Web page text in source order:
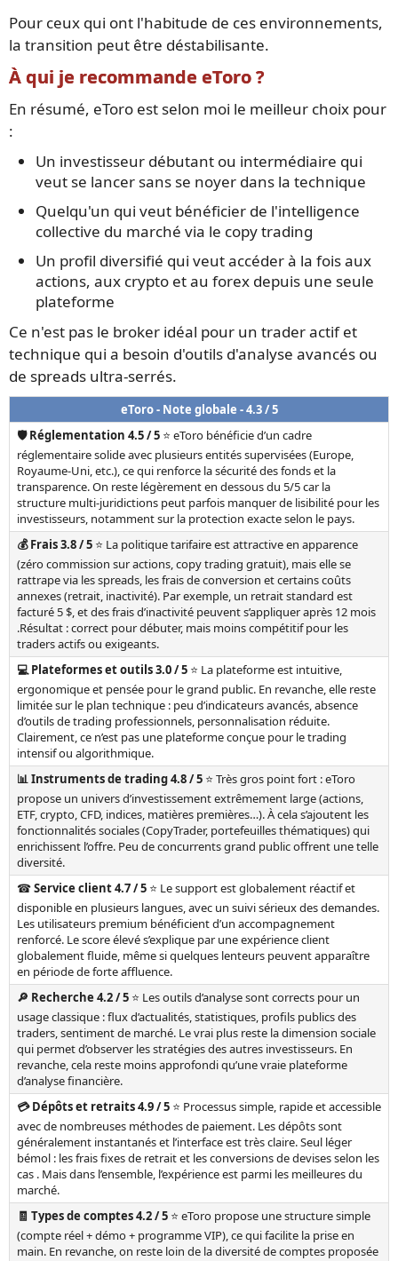
Pour ceux qui ont l'habitude de ces environnements,
la transition peut être déstabilisante.
À qui je recommande eToro ?
En résumé, eToro est selon moi le meilleur choix pour
:
Un investisseur débutant ou intermédiaire qui
veut se lancer sans se noyer dans la technique
Quelqu'un qui veut bénéficier de l'intelligence
collective du marché via le copy trading
Un profil diversifié qui veut accéder à la fois aux
actions, aux crypto et au forex depuis une seule
plateforme
Ce n'est pas le broker idéal pour un trader actif et
technique qui a besoin d'outils d'analyse avancés ou
de spreads ultra-serrés.
eToro - Note globale - 4.3 / 5
🛡️ Réglementation 4.5 / 5 ⭐ eToro bénéficie d’un cadre
réglementaire solide avec plusieurs entités supervisées (Europe,
Royaume-Uni, etc.), ce qui renforce la sécurité des fonds et la
transparence. On reste légèrement en dessous du 5/5 car la
structure multi-juridictions peut parfois manquer de lisibilité pour les
investisseurs, notamment sur la protection exacte selon le pays.
💰 Frais 3.8 / 5 ⭐ La politique tarifaire est attractive en apparence
(zéro commission sur actions, copy trading gratuit), mais elle se
rattrape via les spreads, les frais de conversion et certains coûts
annexes (retrait, inactivité). Par exemple, un retrait standard est
facturé 5 $, et des frais d’inactivité peuvent s’appliquer après 12 mois
.Résultat : correct pour débuter, mais moins compétitif pour les
traders actifs ou exigeants.
💻 Plateformes et outils 3.0 / 5 ⭐ La plateforme est intuitive,
ergonomique et pensée pour le grand public. En revanche, elle reste
limitée sur le plan technique : peu d’indicateurs avancés, absence
d’outils de trading professionnels, personnalisation réduite.
Clairement, ce n’est pas une plateforme conçue pour le trading
intensif ou algorithmique.
📊 Instruments de trading 4.8 / 5 ⭐ Très gros point fort : eToro
propose un univers d’investissement extrêmement large (actions,
ETF, crypto, CFD, indices, matières premières…). À cela s’ajoutent les
fonctionnalités sociales (CopyTrader, portefeuilles thématiques) qui
enrichissent l’offre. Peu de concurrents grand public offrent une telle
diversité.
☎️ Service client 4.7 / 5 ⭐ Le support est globalement réactif et
disponible en plusieurs langues, avec un suivi sérieux des demandes.
Les utilisateurs premium bénéficient d’un accompagnement
renforcé. Le score élevé s’explique par une expérience client
globalement fluide, même si quelques lenteurs peuvent apparaître
en période de forte affluence.
🔎 Recherche 4.2 / 5 ⭐ Les outils d’analyse sont corrects pour un
usage classique : flux d’actualités, statistiques, profils publics des
traders, sentiment de marché. Le vrai plus reste la dimension sociale
qui permet d’observer les stratégies des autres investisseurs. En
revanche, cela reste moins approfondi qu’une vraie plateforme
d’analyse financière.
💳 Dépôts et retraits 4.9 / 5 ⭐ Processus simple, rapide et accessible
avec de nombreuses méthodes de paiement. Les dépôts sont
généralement instantanés et l’interface est très claire. Seul léger
bémol : les frais fixes de retrait et les conversions de devises selon les
cas . Mais dans l’ensemble, l’expérience est parmi les meilleures du
marché.
🧾 Types de comptes 4.2 / 5 ⭐ eToro propose une structure simple
(compte réel + démo + programme VIP), ce qui facilite la prise en
main. En revanche, on reste loin de la diversité de comptes proposée